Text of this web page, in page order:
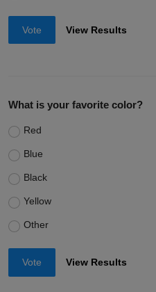
Vote View Results
What is your favorite color?
Red
Blue
Black
Yellow
Other
Vote View Results